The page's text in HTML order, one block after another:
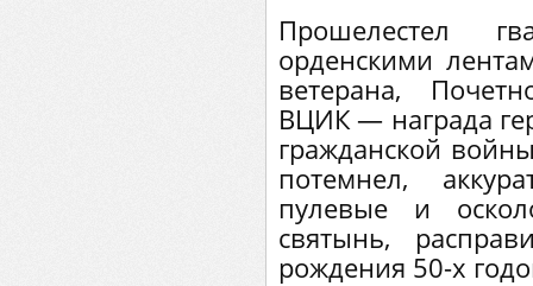
Прошелестел
орденскими
ветерана,
ВЦИК — награда
гражданской
потемнел,
пулевые и
святынь,
рождения 50-х